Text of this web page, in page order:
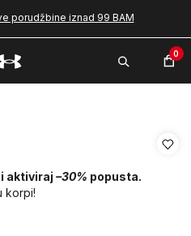
porudžbine iznad 99 BAM
0
aktiviraj –30% popusta.
korpi!